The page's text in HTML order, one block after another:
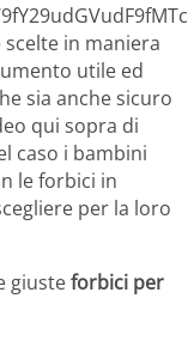
in maniera
utile ed
sia anche sicuro
qui sopra di
caso i bambini
le forbici in
per la loro
giusteforbici per